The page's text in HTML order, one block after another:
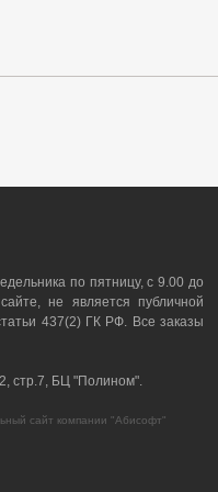
по пятницу, с 9.00 до
не является публичной
437(2) ГК РФ. Все заказы
стр.7, БЦ "Полином".
компании "Абисофт"